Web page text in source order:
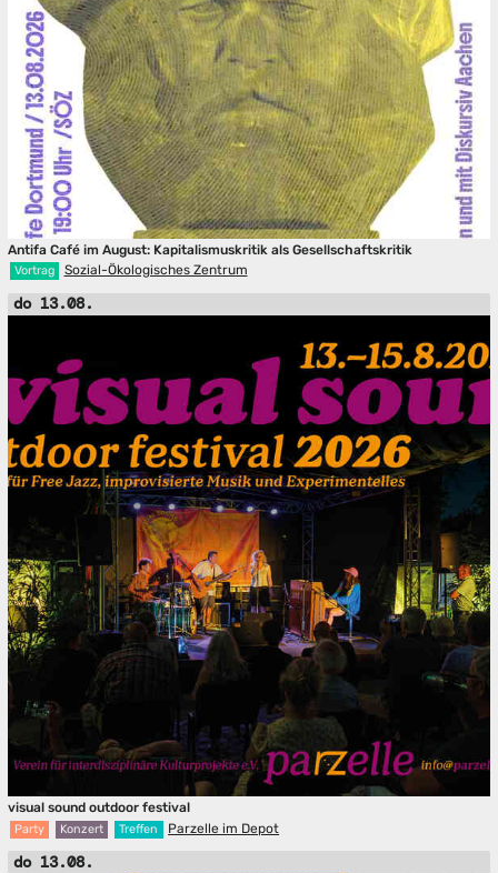
Antifa Café im August: Kapitalismuskritik als Gesellschaftskritik
Vortrag Sozial-Ökologisches Zentrum
do 13.08.
visual sound outdoor festival
Party Konzert Treffen Parzelle im Depot
do 13.08.